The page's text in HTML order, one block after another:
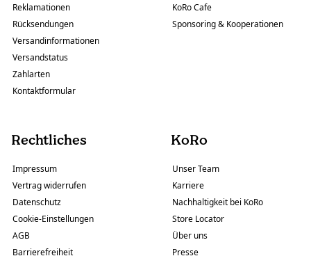
Reklamationen
Rücksendungen
Versandinformationen
Versandstatus
Zahlarten
Kontaktformular
KoRo Cafe
Sponsoring & Kooperationen
Rechtliches
Impressum
Vertrag widerrufen
Datenschutz
Cookie-Einstellungen
AGB
Barrierefreiheit
KoRo
Unser Team
Karriere
Nachhaltigkeit bei KoRo
Store Locator
Über uns
Presse